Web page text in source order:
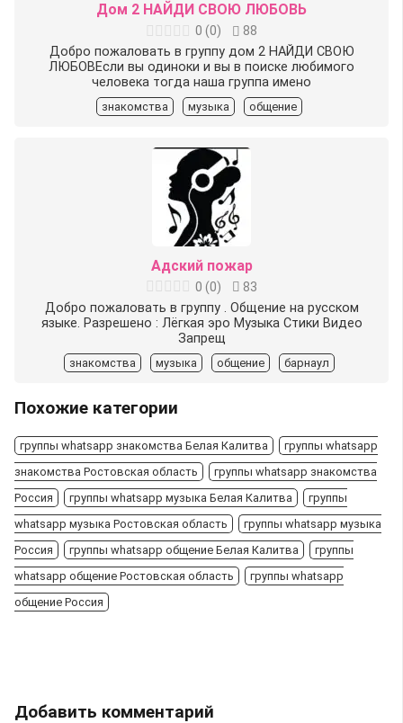
Дом 2 НАЙДИ СВОЮ ЛЮБОВЬ
0 (0)
88
Добро пожаловать в группу дом 2 НАЙДИ СВОЮ
ЛЮБОВЕсли вы одиноки и вы в поиске любимого
человека тогда наша группа имено
знакомства музыка общение
Адский пожар
0 (0)
83
Добро пожаловать в группу . Общение на русском
языке. Разрешено : Лёгкая эро Музыка Стики Видео
Запрещ
знакомства музыка общение барнаул
Похожие категории
группы whatsapp знакомства Белая Калитва
группы whatsapp
знакомства Ростовская область
группы whatsapp знакомства
Россия
группы whatsapp музыка Белая Калитва
группы
whatsapp музыка Ростовская область
группы whatsapp музыка
Россия
группы whatsapp общение Белая Калитва
группы
whatsapp общение Ростовская область
группы whatsapp
общение Россия
Добавить комментарий